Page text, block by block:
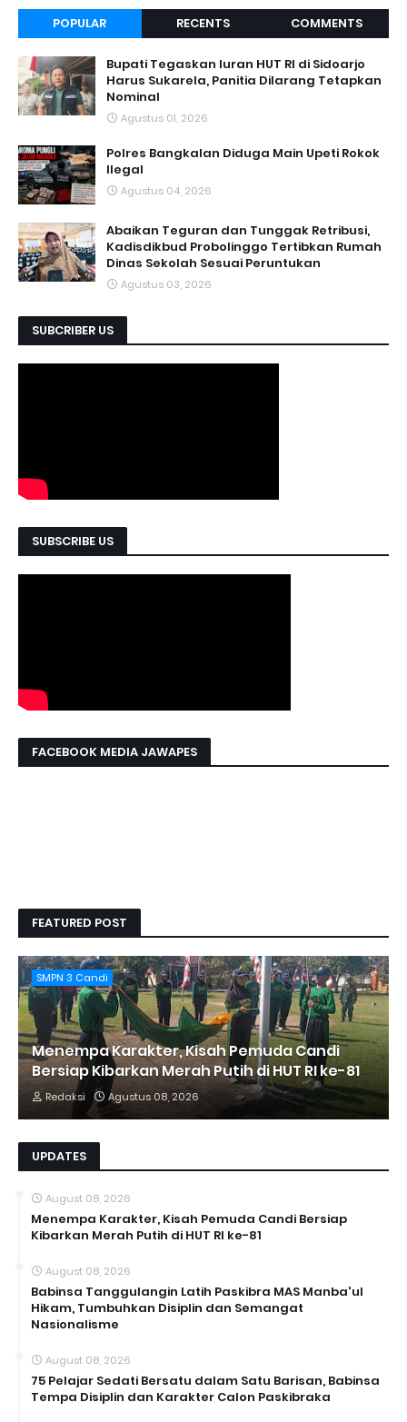
POPULAR RECENTS COMMENTS
Bupati Tegaskan Iuran HUT RI di Sidoarjo
Harus Sukarela, Panitia Dilarang Tetapkan
Nominal
Agustus 01, 2026
Polres Bangkalan Diduga Main Upeti Rokok
Ilegal
Agustus 04, 2026
Abaikan Teguran dan Tunggak Retribusi,
Kadisdikbud Probolinggo Tertibkan Rumah
Dinas Sekolah Sesuai Peruntukan
Agustus 03, 2026
SUBCRIBER US
SUBSCRIBE US
FACEBOOK MEDIA JAWAPES
FEATURED POST
SMPN 3 Candi
Menempa Karakter, Kisah Pemuda Candi
Bersiap Kibarkan Merah Putih di HUT RI ke-81
Redaksi Agustus 08, 2026
UPDATES
August 08, 2026
Menempa Karakter, Kisah Pemuda Candi Bersiap
Kibarkan Merah Putih di HUT RI ke-81
August 08, 2026
Babinsa Tanggulangin Latih Paskibra MAS Manba'ul
Hikam, Tumbuhkan Disiplin dan Semangat
Nasionalisme
August 08, 2026
75 Pelajar Sedati Bersatu dalam Satu Barisan, Babinsa
Tempa Disiplin dan Karakter Calon Paskibraka